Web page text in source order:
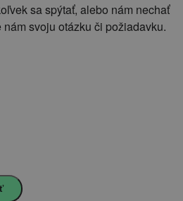
sa spýtať, alebo nám nechať
svoju otázku či požiadavku.